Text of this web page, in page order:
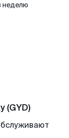
неделю
(GYD)